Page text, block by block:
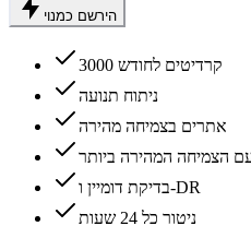
הירשם כמנוי
3000 קרדיטים לחודש
ניתוח תנועה
אתרים בצמיחה מהירה
הצמיחה המהירה ביותר
בדיקת דומיין ו-DR
ניטור כל 24 שעות